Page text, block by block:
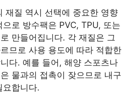
재질 역시 선택에 중요한 영향
로 방수팩은 PVC, TPU, 또는
만들어집니다. 각 재질은 그
므로 사용 용도에 따라 적합한
다. 예를 들어, 해양 스포츠나
물과의 접촉이 잦으므로 내구
요합니다.